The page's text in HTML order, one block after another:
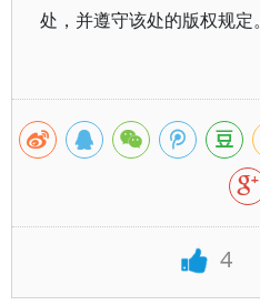
处，并遵守该处的版权规定。
4